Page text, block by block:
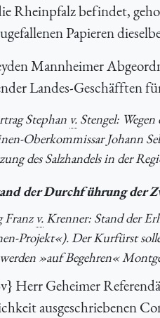
Rheinpfalz befindet,
Papieren
Mannheimer
Landes-Geschäfften
Stephan v. Stengel:
Oberkommissar Johann
des Salzhandels in der
der Durchführung der
Franzv. Krenner: Stand der
Projekt«). Der Kurfürst
»auf Begehren«
Herr Geheimer
ausgeschriebenen